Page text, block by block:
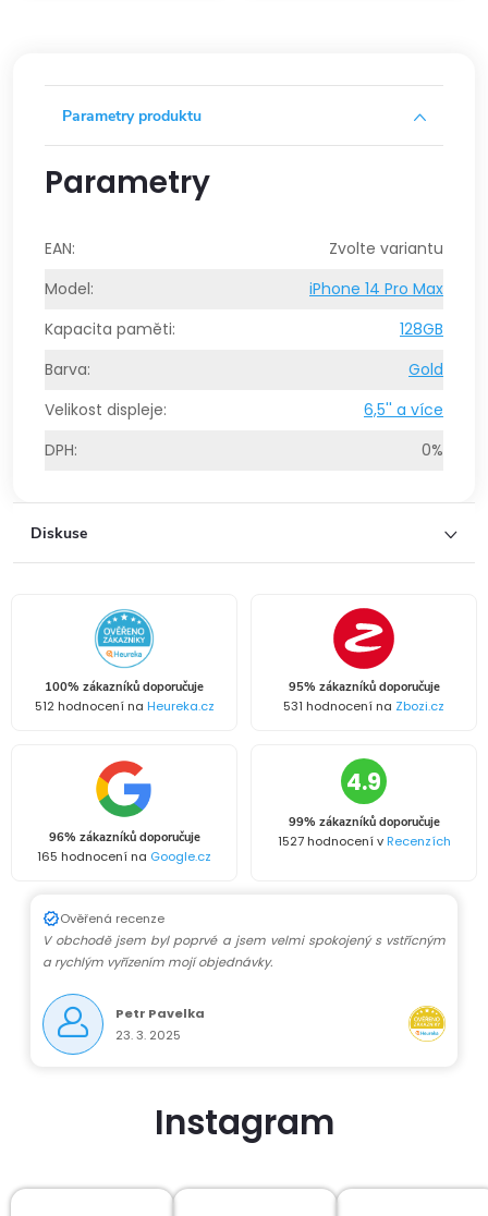
Parametry produktu
Parametry
EAN:
Zvolte variantu
Model:
iPhone 14 Pro Max
Kapacita paměti:
128GB
Barva:
Gold
Velikost displeje:
6,5'' a více
DPH: 0%
Diskuse
100% zákazníků doporučuje
512 hodnocení na Heureka.cz
95% zákazníků doporučuje
531 hodnocení na Zbozi.cz
96% zákazníků doporučuje
165 hodnocení na Google.cz
4.9
99% zákazníků doporučuje
1527 hodnocení vRecenzích
Ověřená recenze
V obchodě jsem byl poprvé a jsem velmi spokojený s vstřícným
a rychlým vyřízením mojí objednávky.
Petr Pavelka
23. 3. 2025
Instagram